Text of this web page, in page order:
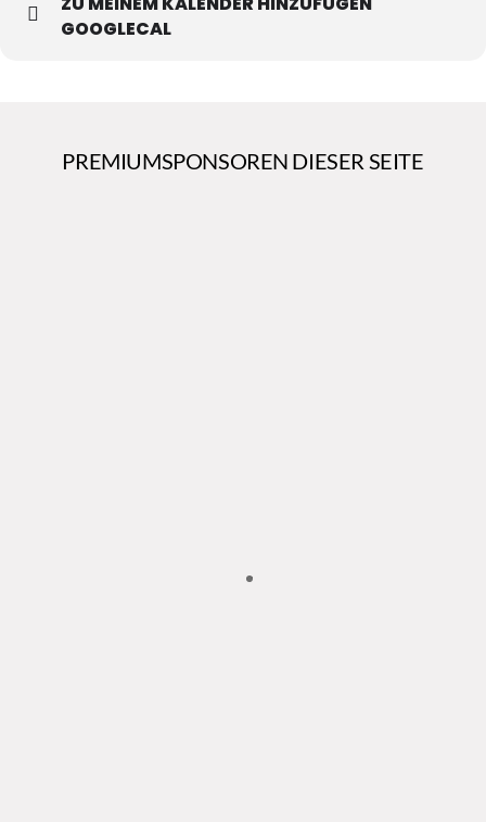
GOOGLECAL
PREMIUMSPONSOREN DIESER SEITE